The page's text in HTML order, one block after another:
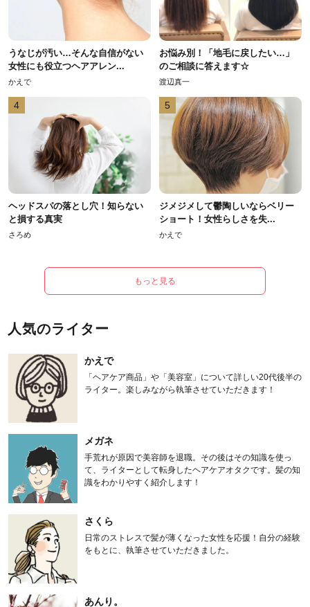
うなじが汚い…そんな自信がない
女性にも役立つヘアアレン...
かえで
お悩み別！「地毛に戻したい…」
のご相談に答えます☆
渡辺真一
4
ヘッドスパの落とし穴！知らない
と損する真実
さろめ
5
ジメジメして鬱陶しいならベリー
ショート！女性らしさを失...
かえで
もっと見る
人気のライター
かえで
「ヘアケア商品」や「美容室」について詳しい20代後半の
ライター。楽しみながら執筆させていただきます！
メガネ
手荒れが原因で美容師を退職。その後はその知識を使っ
て、ライターとして転身したヘアケアオタクです。髪の知
識をわかりやすく紹介します！
さくら
日常のストレスで髪が薄くなった女性を応援！自分の経験
をもとに、執筆させていただきました。
あんり。